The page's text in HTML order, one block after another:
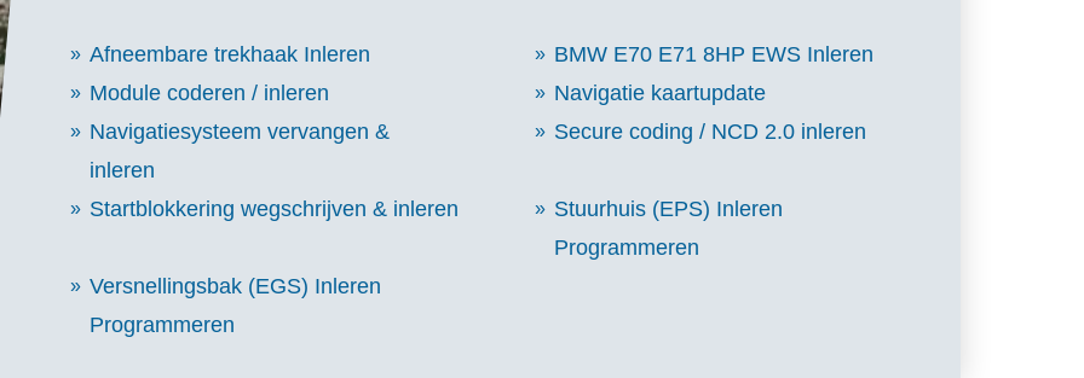
Afneembare trekhaak Inleren
BMW E70 E71 8HP EWS Inleren
Module coderen / inleren
Navigatie kaartupdate
Navigatiesysteem vervangen &
inleren
Secure coding / NCD 2.0 inleren
Startblokkering wegschrijven & inleren
Stuurhuis (EPS) Inleren
Programmeren
Versnellingsbak (EGS) Inleren
Programmeren